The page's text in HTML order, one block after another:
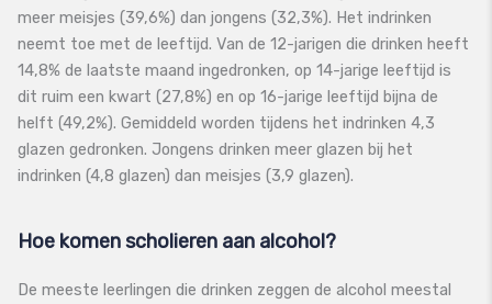
meer meisjes (39,6%) dan jongens (32,3%). Het indrinken
neemt toe met de leeftijd. Van de 12-jarigen die drinken heeft
14,8% de laatste maand ingedronken, op 14-jarige leeftijd is
dit ruim een kwart (27,8%) en op 16-jarige leeftijd bijna de
helft (49,2%). Gemiddeld worden tijdens het indrinken 4,3
glazen gedronken. Jongens drinken meer glazen bij het
indrinken (4,8 glazen) dan meisjes (3,9 glazen).
Hoe komen scholieren aan alcohol?
De meeste leerlingen die drinken zeggen de alcohol meestal